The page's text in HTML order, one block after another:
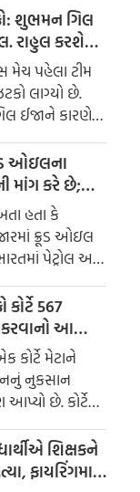
શુભમન ગિલ
રાહુલ કરશે
મેચ પહેલા ટીમ
લાગ્યો છે.
ઈજાને કારણે
નથી.
ઓઇલના
માંગ કરે છે;
હતા કે
ક્રૂડ ઓઇલ
પેટ્રોલ અને
તો તે આશા
તેવું લાગે છે. મધ્ય
તણાવ વધ્યો છે.
હુમલાઓ બાદ,
ભાવમાં
છે. શુક્રવાર, 7
બ્રેન્ટ ક્રૂડના
ને વટાવી ગયા.
567
આપ્યો
કોર્ટે મેટાને
નુકસાન
છે. કોર્ટે
એવી માહિતી
બાળકોને
અને કંપની હવે
શિક્ષકને
ફાયરિંગમા